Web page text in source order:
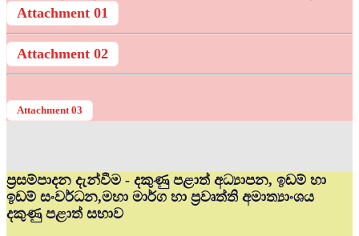
Attachment 01
Attachment 02
Attachment 03
ප්‍රසම්පාදන දැන්වීම - දකුණු පළාත් අධ්‍යාපන, ඉඩම් හා
ඉඩම් සංවර්ධන,මහා මාර්ග හා ප්‍රවෘත්ති අමාත්‍යාංශය
දකුණු පළාත් සභාව